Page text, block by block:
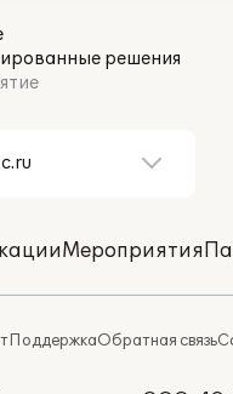
решения
Мероприятия
ПоддержкаОбратная связь